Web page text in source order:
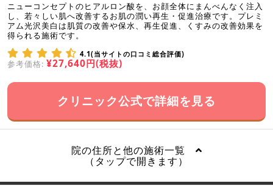
ニューコンセプトのヒアルロン酸を、お顔全体にまんべんなく注入
し、若々しい肌へ改善するお肌の潤い再生・促進治療です。プレミ
アム光沢美白は肌質の改善や保水、再生促進、くすみの改善効果を
得られる施術です。
4.1(当サイトの口コミ総合評価)
参考価格: ¥27,640円(税抜)
クリニック公式で詳細を見る
院の住所と他の施術一覧
（タップで開きます）